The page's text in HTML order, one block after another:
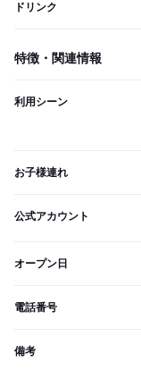
ドリンク
特徴・関連情報
利用シーン
お子様連れ
公式アカウント
オープン日
電話番号
備考